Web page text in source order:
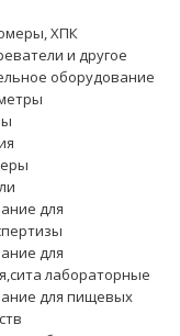
ХПК
и другое
оборудование
для
для
лабораторные
для пищевых